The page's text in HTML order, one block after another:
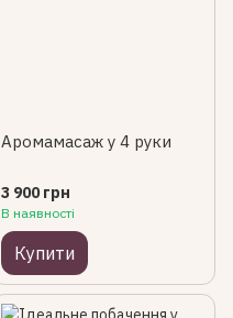
Аромамасаж у 4 руки
3 900 грн
В наявності
Купити